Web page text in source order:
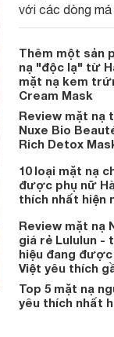
với các dòng má
kem má hồng
được giới trẻ
Thêm một sản
nạ "độc lạ" từ
mặt nạ kem
Cream Mask
Review mặt nạ
Nuxe Bio
Rich Detox
10 loại mặt nạ
được phụ nữ
thích nhất hiện
Review mặt nạ
giá rẻ Lululun -
hiệu đang
Việt yêu thích
Top 5 mặt nạ
yêu thích nhất